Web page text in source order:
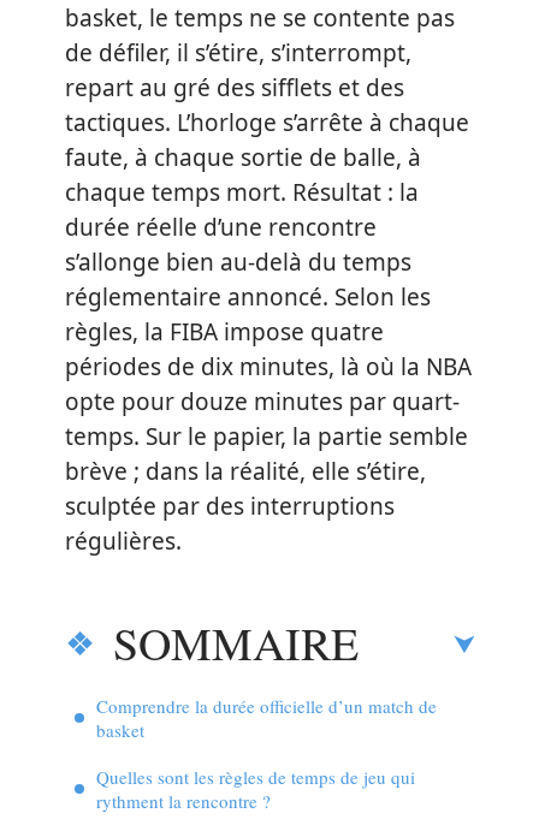
basket, le temps ne se contente pas
de défiler, il s’étire, s’interrompt,
repart au gré des sifflets et des
tactiques. L’horloge s’arrête à chaque
faute, à chaque sortie de balle, à
chaque temps mort. Résultat : la
durée réelle d’une rencontre
s’allonge bien au-delà du temps
réglementaire annoncé. Selon les
règles, la FIBA impose quatre
périodes de dix minutes, là où la NBA
opte pour douze minutes par quart-
temps. Sur le papier, la partie semble
brève ; dans la réalité, elle s’étire,
sculptée par des interruptions
régulières.
SOMMAIRE
Comprendre la durée officielle d’un match de
basket
Quelles sont les règles de temps de jeu qui
rythment la rencontre ?